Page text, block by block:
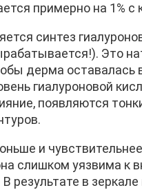
примерно на 1%
синтез
Это
дерма оставалась
гиалуроновой
появляются
и
слишком уязвима к
В результате в